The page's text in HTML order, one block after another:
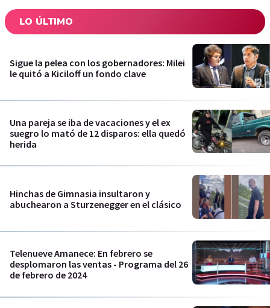
LO ÚLTIMO
Sigue la pelea con los gobernadores: Milei
le quitó a Kiciloff un fondo clave
Una pareja se iba de vacaciones y el ex
suegro lo mató de 12 disparos: ella quedó
herida
Hinchas de Gimnasia insultaron y
abuchearon a Sturzenegger en el clásico
Telenueve Amanece: En febrero se
desplomaron las ventas - Programa del 26
de febrero de 2024